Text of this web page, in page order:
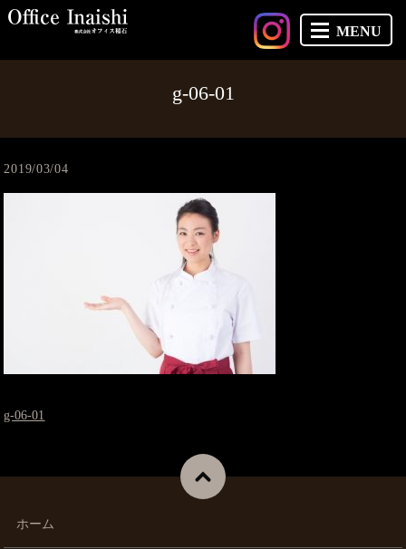
MENU
g-06-01
2019/03/04
g-06-01
ホーム